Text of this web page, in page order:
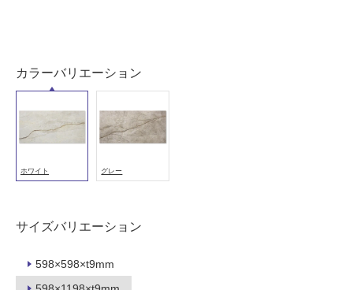
カラーバリエーション
ホワイト グレー
サイズバリエーション
598×598×t9mm
用
可
(寒
用
可